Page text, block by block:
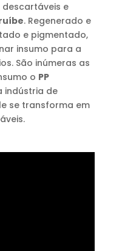
e
. Regenerado e
e pigmentado,
insumo para a
São inúmeras as
o PP
indústria de
se transforma em